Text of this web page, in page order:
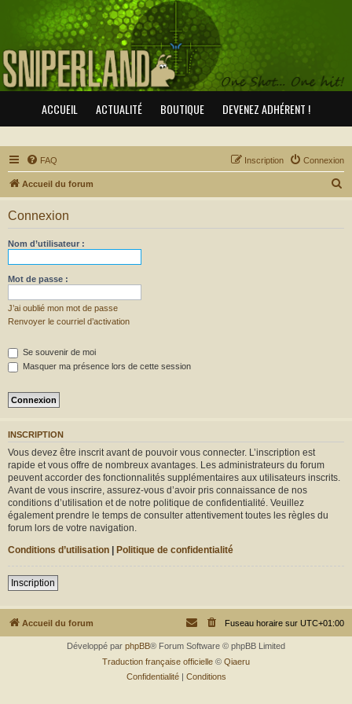
ACCUEIL ACTUALITÉ BOUTIQUE DEVENEZ ADHÉRENT !
FAQ Connexion
Inscription
Accueil du forum
Connexion
Nom d’utilisateur :
Mot de passe :
J’ai oublié mon mot de passe
Renvoyer le courriel d’activation
Se souvenir de moi
Masquer ma présence lors de cette session
INSCRIPTION
Vous devez être inscrit avant de pouvoir vous connecter. L’inscription est
rapide et vous offre de nombreux avantages. Les administrateurs du forum
peuvent accorder des fonctionnalités supplémentaires aux utilisateurs inscrits.
Avant de vous inscrire, assurez-vous d’avoir pris connaissance de nos
conditions d’utilisation et de notre politique de confidentialité. Veuillez
également prendre le temps de consulter attentivement toutes les règles du
forum lors de votre navigation.
Conditions d’utilisation
Politique de confidentialité
Inscription
Accueil du forum Fuseau horaire sur UTC+01:00
Développé par phpBB® Forum Software © phpBB Limited
Traduction française officielle © Qiaeru
Confidentialité| Conditions